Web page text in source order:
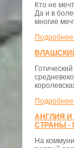
Кто не
Да и в
многие
АНГЛИЯ
СТРАНЫ -
На